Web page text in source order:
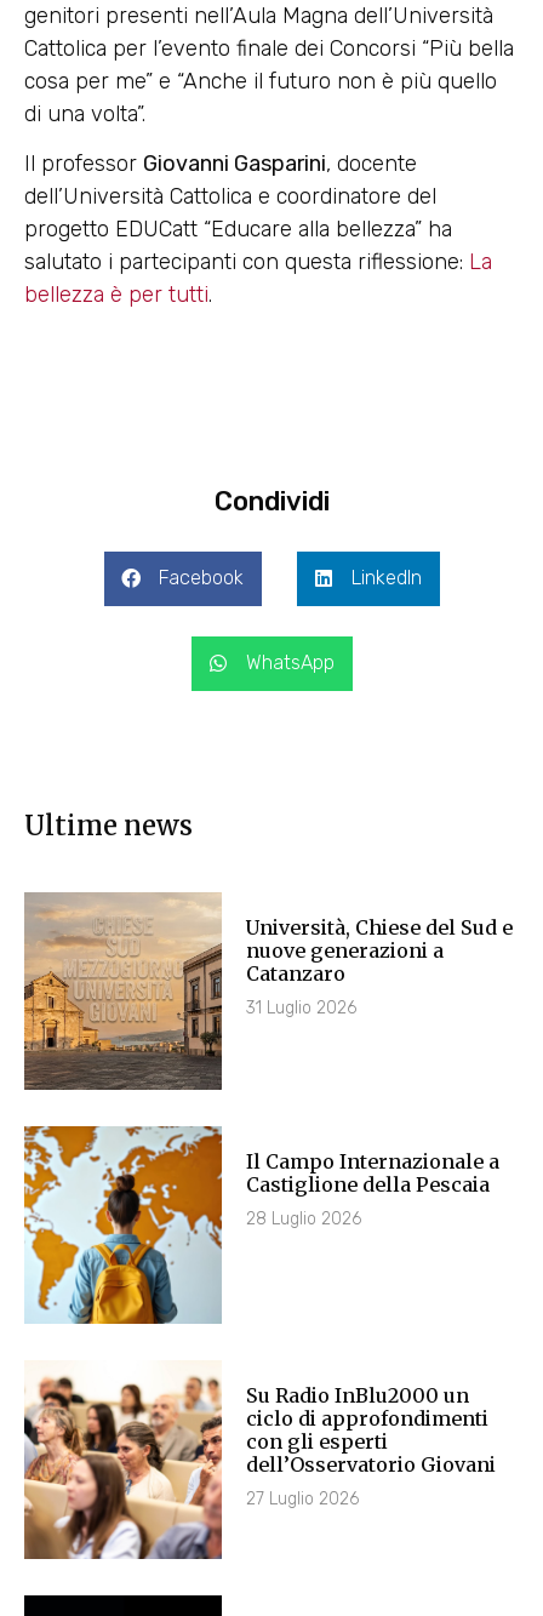
genitori presenti nell’Aula Magna dell’Università
Cattolica per l’evento finale dei Concorsi “Più bella
cosa per me” e “Anche il futuro non è più quello
di una volta”.
Il professor Giovanni Gasparini, docente
dell’Università Cattolica e coordinatore del
progetto EDUCatt “Educare alla bellezza” ha
salutato i partecipanti con questa riflessione: La
bellezza è per tutti.
Condividi
Facebook LinkedIn
WhatsApp
Ultime news
Università, Chiese del Sud e
nuove generazioni a
Catanzaro
31 Luglio 2026
Il Campo Internazionale a
Castiglione della Pescaia
28 Luglio 2026
Su Radio InBlu2000 un
ciclo di approfondimenti
con gli esperti
dell’Osservatorio Giovani
27 Luglio 2026